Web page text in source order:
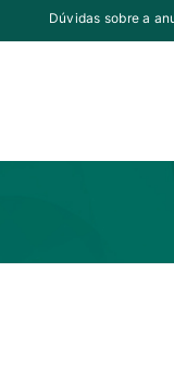
Dúvidas sobre a